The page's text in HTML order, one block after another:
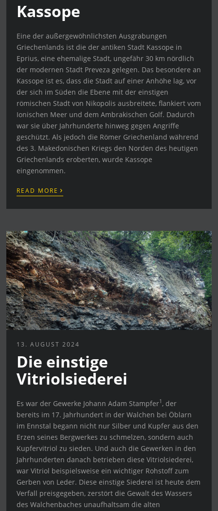
Kassope
Eine der außergewöhnlichsten Ausgrabungen
Griechenlands ist die der antiken Stadt Kassope in
Eprius, eine ehemalige Stadt, ungefähr 30 km nördlich
der modernen Stadt Preveza gelegen. Das besondere an
Kassope ist es, dass die Stadt auf einer Anhöhe lag, vor
der sich im Süden die Ebene mit der einstigen
römischen Stadt von Nikopolis ausbreitete, flankiert vom
Ionischen Meer und dem Ambrakischen Golf. Dadurch
war sie über Jahrhunderte hinweg gegen Angriffe
geschützt. Als jedoch die Römer Griechenland während
des 3. Makedonischen Kriegs den Norden des heutigen
Griechenlands eroberten, wurde Kassope
eingenommen.
READ MORE ›
13. AUGUST 2024
Die einstige
Vitriolsiederei
Es war der Gewerke Johann Adam Stampfer1 , der
bereits im 17. Jahrhundert in der Walchen bei Öblarn
im Ennstal begann nicht nur Silber und Kupfer aus den
Erzen seines Bergwerkes zu schmelzen, sondern auch
Kupfervitriol zu sieden. Und auch die Gewerken in den
Jahrhunderten danach betrieben diese Vitriolsiederei,
war Vitriol beispielsweise ein wichtiger Rohstoff zum
Gerben von Leder. Diese einstige Siederei ist heute dem
Verfall preisgegeben, zerstört die Gewalt des Wassers
des Walchenbaches unaufhaltsam die alten